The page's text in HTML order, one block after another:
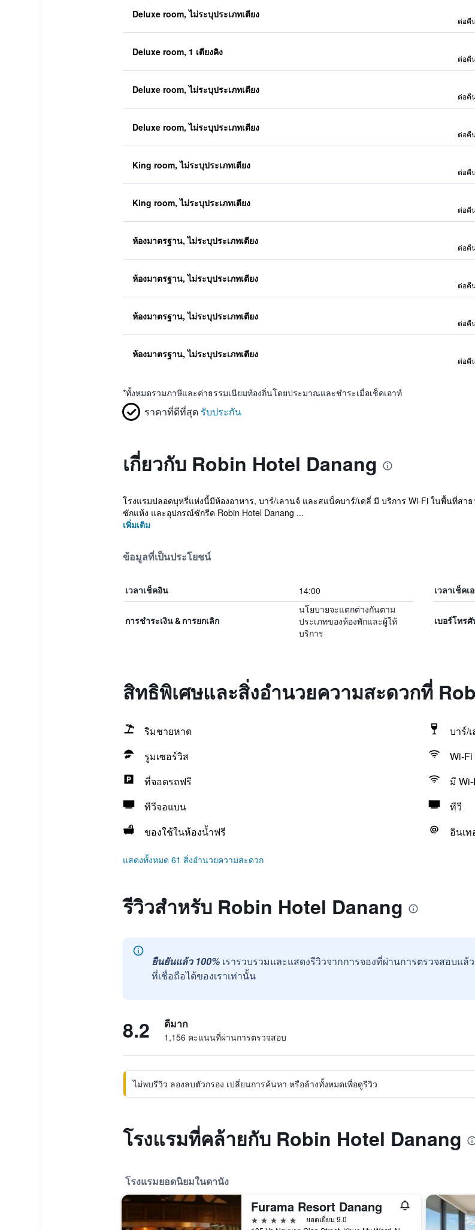
Deluxe room, ไม่ระบุประเภทเตียง
ต่อคื
Deluxe room, 1 เตียงคิง
ต่อคื
Deluxe room, ไม่ระบุประเภทเตียง
ต่อคื
Deluxe room, ไม่ระบุประเภทเตียง
ต่อคื
King room, ไม่ระบุประเภทเตียง
ต่อคื
King room, ไม่ระบุประเภทเตียง
ต่อคื
ห้องมาตรฐาน, ไม่ระบุประเภทเตียง
ต่อคื
ห้องมาตรฐาน, ไม่ระบุประเภทเตียง
ต่อคื
ห้องมาตรฐาน, ไม่ระบุประเภทเตียง
ต่อคื
ห้องมาตรฐาน, ไม่ระบุประเภทเตียง
ต่อคื
*ทั้งหมดรวมภาษีและค่าธรรมเนียมท้องถิ่นโดยประมาณและชำระเมื่อเช็คเอาท์
ราคาที่ดีที่สุด รับประกัน
เกี่ยวกับ Robin Hotel Danang
โรงแรมปลอดบุหรี่แห่งนี้มีห้องอาหาร, บาร์/เลานจ์ และสแน็คบาร์/เดลี่ มี บริการ Wi-Fi ในพื้นที่ส
ซักแห้ง และอุปกรณ์ซักรีด Robin Hotel Danang ...
เพิ่มเติม
ข้อมูลที่เป็นประโยชน์
เวลาเช็คอิน 14:00 เวลาเช็คเ
การชำระเงิน & การยกเลิก
นโยบายจะแตกต่างกันตาม
ประเภทของห้องพักและผู้ให้
บริการ
เบอร์โทร
สิทธิพิเศษและสิ่งอำนวยความสะดวกที่
ริมชายหาด
บาร์/
รูมเซอร์วิส
Wi-
ที่จอดรถฟรี
มี
ทีวีจอแบน
ทีวี
ของใช้ในห้องน้ำฟรี
อินเท
แสดงทั้งหมด 61 สิ่งอำนวยความสะดวก
รีวิวสำหรับ Robin Hotel Danang
ยืนยันแล้ว 100% เรารวบรวมและแสดงรีวิวจากการจองที่ผ่านการตรวจสอบแ
ที่เชื่อถือได้ของเราเท่านั้น
8.2 ดีมาก
1,156 คะแนนที่ผ่านการตรวจสอบ
ไม่พบรีวิว ลองลบตัวกรอง เปลี่ยนการค้นหา หรือล้างทั้งหมดเพื่อดูรีวิว
โรงแรมที่คล้ายกับ Robin Hotel Danang
โรงแรมยอดนิยมในดานัง
Furama Resort Danang
5 ดาว
ยอดเยี่ยม 9.0